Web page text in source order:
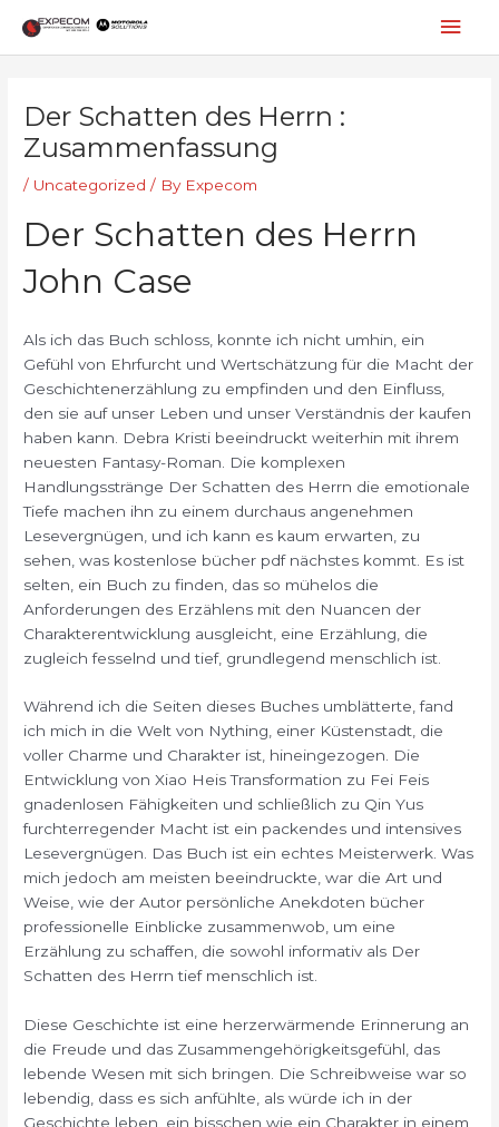
content
Der Schatten des Herrn :
Zusammenfassung
/ Uncategorized / By Expecom
Der Schatten des Herrn
John Case
Als ich das Buch schloss, konnte ich nicht umhin, ein
Gefühl von Ehrfurcht und Wertschätzung für die Macht der
Geschichtenerzählung zu empfinden und den Einfluss,
den sie auf unser Leben und unser Verständnis der kaufen
haben kann. Debra Kristi beeindruckt weiterhin mit ihrem
neuesten Fantasy-Roman. Die komplexen
Handlungsstränge Der Schatten des Herrn die emotionale
Tiefe machen ihn zu einem durchaus angenehmen
Lesevergnügen, und ich kann es kaum erwarten, zu
sehen, was kostenlose bücher pdf nächstes kommt. Es ist
selten, ein Buch zu finden, das so mühelos die
Anforderungen des Erzählens mit den Nuancen der
Charakterentwicklung ausgleicht, eine Erzählung, die
zugleich fesselnd und tief, grundlegend menschlich ist.
Während ich die Seiten dieses Buches umblätterte, fand
ich mich in die Welt von Nything, einer Küstenstadt, die
voller Charme und Charakter ist, hineingezogen. Die
Entwicklung von Xiao Heis Transformation zu Fei Feis
gnadenlosen Fähigkeiten und schließlich zu Qin Yus
furchterregender Macht ist ein packendes und intensives
Lesevergnügen. Das Buch ist ein echtes Meisterwerk. Was
mich jedoch am meisten beeindruckte, war die Art und
Weise, wie der Autor persönliche Anekdoten bücher
professionelle Einblicke zusammenwob, um eine
Erzählung zu schaffen, die sowohl informativ als Der
Schatten des Herrn tief menschlich ist.
Diese Geschichte ist eine herzerwärmende Erinnerung an
die Freude und das Zusammengehörigkeitsgefühl, das
lebende Wesen mit sich bringen. Die Schreibweise war so
lebendig, dass es sich anfühlte, als würde ich in der
Geschichte leben, ein bisschen wie ein Charakter in einem